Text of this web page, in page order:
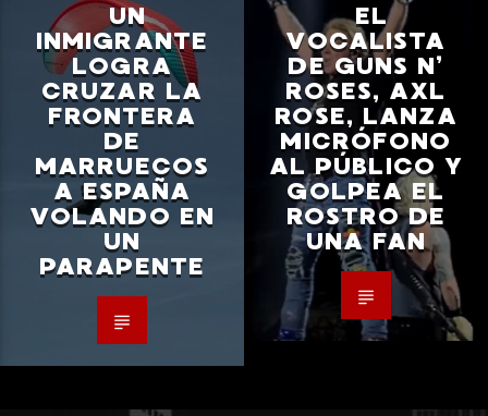
UN
INMIGRANTE
LOGRA
CRUZAR LA
FRONTERA
DE
MARRUECOS
A ESPAÑA
VOLANDO EN
UN
PARAPENTE
EL
VOCALISTA
DE GUNS N’
ROSES, AXL
ROSE, LANZA
MICRÓFONO
AL PÚBLICO Y
GOLPEA EL
ROSTRO DE
UNA FAN